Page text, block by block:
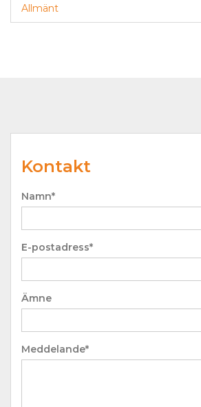
Allmänt
Kontakt
Namn*
E-postadress*
Ämne
Meddelande*